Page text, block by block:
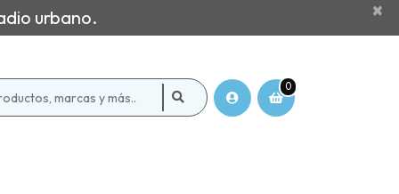
urbano. ×
0